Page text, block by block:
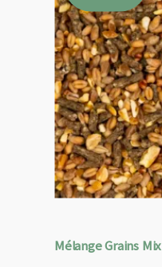
Mélange Grains Mix